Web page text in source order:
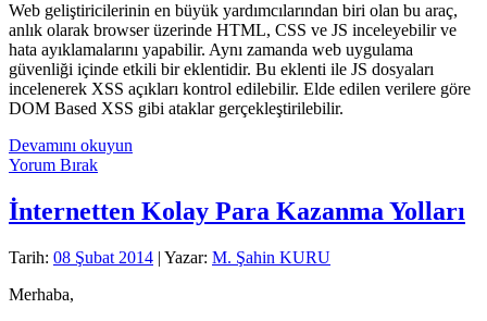
Web geliştiricilerinin en büyük yardımcılarından biri olan bu araç,
anlık olarak browser üzerinde HTML, CSS ve JS inceleyebilir ve
hata ayıklamalarını yapabilir. Aynı zamanda web uygulama
güvenliği içinde etkili bir eklentidir. Bu eklenti ile JS dosyaları
incelenerek XSS açıkları kontrol edilebilir. Elde edilen verilere göre
DOM Based XSS gibi ataklar gerçekleştirilebilir.
Devamını okuyun
Eklentileri
Yorum Bırak
İnternetten Kolay Para Kazanma Yolları
Tarih: 08 Şubat 2014 | Yazar: M. Şahin KURU
Merhaba,